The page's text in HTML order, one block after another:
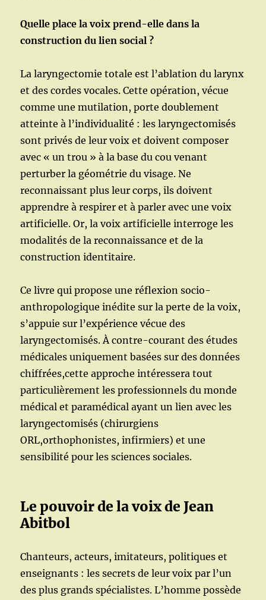
Quelle place la voix prend-elle dans la
construction du lien social ?
La laryngectomie totale est l’ablation du larynx
et des cordes vocales. Cette opération, vécue
comme une mutilation, porte doublement
atteinte à l’individualité : les laryngectomisés
sont privés de leur voix et doivent composer
avec « un trou » à la base du cou venant
perturber la géométrie du visage. Ne
reconnaissant plus leur corps, ils doivent
apprendre à respirer et à parler avec une voix
artificielle. Or, la voix artificielle interroge les
modalités de la reconnaissance et de la
construction identitaire.
Ce livre qui propose une réflexion socio-
anthropologique inédite sur la perte de la voix,
s’appuie sur l’expérience vécue des
laryngectomisés. À contre-courant des études
médicales uniquement basées sur des données
chiffrées,cette approche intéressera tout
particulièrement les professionnels du monde
médical et paramédical ayant un lien avec les
laryngectomisés (chirurgiens
ORL,orthophonistes, infirmiers) et une
sensibilité pour les sciences sociales.
Le pouvoir de la voix de Jean
Abitbol
Chanteurs, acteurs, imitateurs, politiques et
enseignants : les secrets de leur voix par l’un
des plus grands spécialistes. L’homme possède